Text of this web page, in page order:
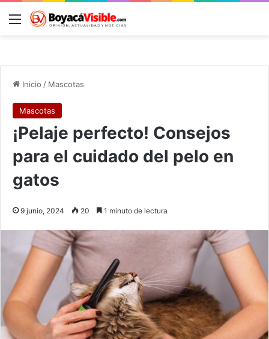
Menú
Inicio / Mascotas
Mascotas
¡Pelaje perfecto! Consejos
para el cuidado del pelo en
gatos
9 junio, 2024 20 1 minuto de lectura